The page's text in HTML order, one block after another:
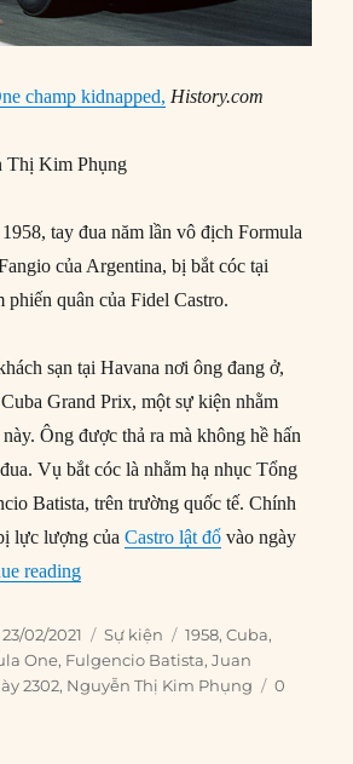
champ kidnapped, History.com
Thị Kim Phụng
tay đua năm lần vô địch Formula
của Argentina, bị bắt cóc tại
phiến quân của Fidel Castro.
sạn tại Havana nơi ông đang ở,
Grand Prix, một sự kiện nhằm
Ông được thả ra mà không hề hấn
Vụ bắt cóc là nhằm hạ nhục Tổng
Batista, trên trường quốc tế. Chính
lực lượng củaCastro lật đổ vào ngày
reading“23/02/1958: Nhà vô địch
Posted
on
23/02/2021 Categories
Sự kiện Tags
1958,Cuba,
One, Fulgencio Batista,Juan
2302, Nguyễn Thị Kim Phụng
0